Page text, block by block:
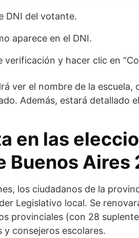
DNI del votante.
aparece en el DNI.
verificación y hacer clic en
ver el nombre de la
Además, estará detallado
en las
Buenos Aires
los ciudadanos de la
Legislativo local. Se
provinciales (con 28
consejeros escolares.